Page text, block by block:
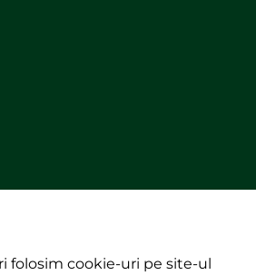
folosim cookie-uri pe site-ul